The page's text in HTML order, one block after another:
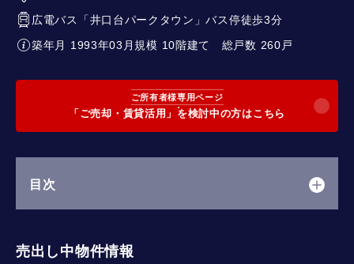
広電バス「井口台パークタウン」バス停徒歩3分
築年月 1993年03月規模 10階建て 総戸数 260戸
ご所有者様専用ページ
「ご売却・賃貸活用」を検討中の方はこちら
目次
売出し中物件情報